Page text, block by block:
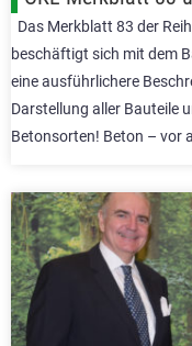
Das Merkblatt 83 der
beschäftigt sich mit dem
eine ausführlichere
Darstellung aller Bauteile
Betonsorten! Beton – vor